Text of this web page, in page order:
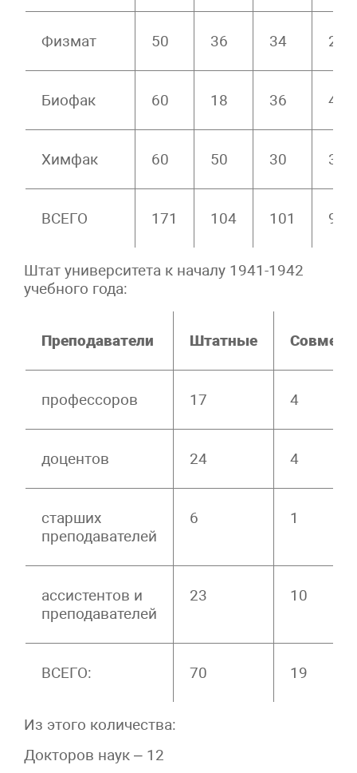
Физмат 50 36 34 20
Биофак 60 18 36 40
Химфак 60 50 30 37
ВСЕГО 171 104 101 97
Штат университета к началу 1941-1942
учебного года:
Преподаватели Штатные
профессоров 17 4
доцентов 24 4
старших
преподавателей
6 1
ассистентов и
преподавателей
23 10
ВСЕГО: 70 19
Из этого количества:
Докторов наук – 12